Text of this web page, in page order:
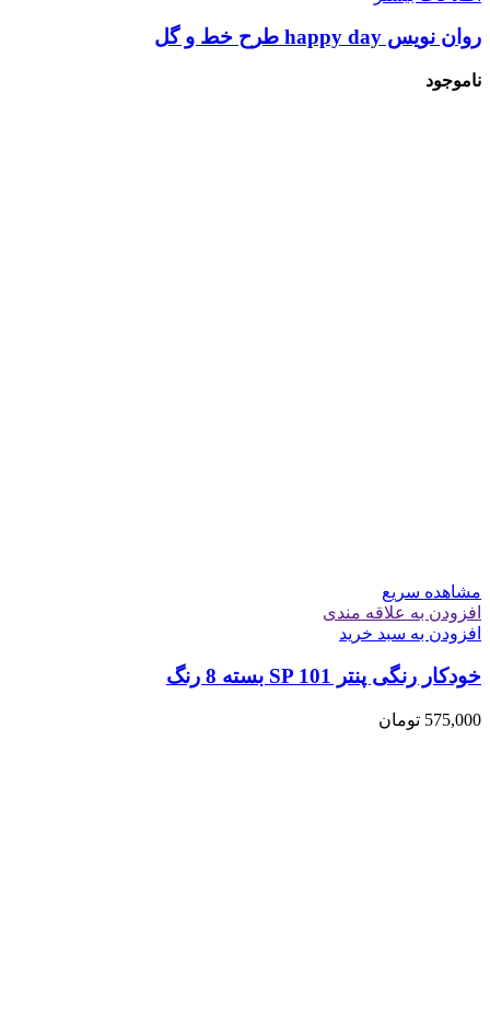
روان نویس happy day طرح خط و گل
ناموجود
مشاهده سریع
افزودن به علاقه مندی
افزودن به سبد خرید
خودکار رنگی پنتر SP 101 بسته 8 رنگ
575,000 تومان